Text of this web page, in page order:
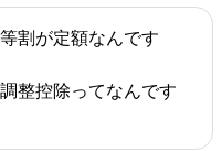
割が定額なんです
整控除ってなんです